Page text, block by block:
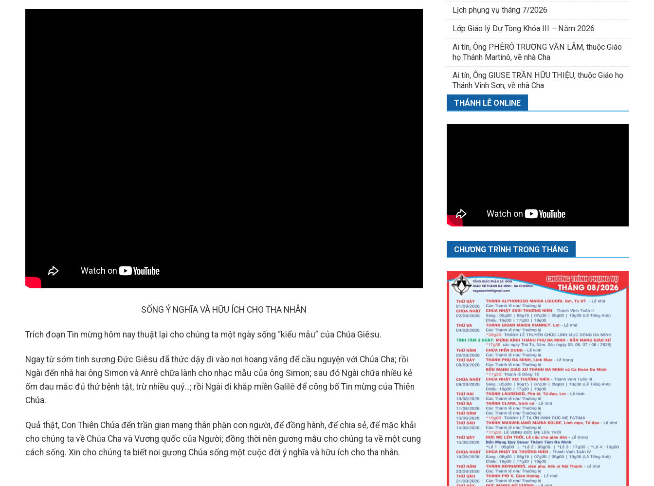
SỐNG Ý NGHĨA VÀ HỮU ÍCH CHO THA NHÂN
Trích đoạn Tin mừng hôm nay thuật lại cho chúng ta một ngày sống “kiểu mẫu” của Chúa Giêsu.
Ngay từ sớm tinh sương Đức Giêsu đã thức dậy đi vào nơi hoang vắng để cầu nguyện với Chúa Cha; rồi
Ngài đến nhà hai ông Simon và Anrê chữa lành cho nhạc mẫu của ông Simon; sau đó Ngài chữa nhiều kẻ
ốm đau mắc đủ thứ bệnh tật, trừ nhiều quỷ…; rồi Ngài đi khắp miền Galilê để công bố Tin mừng của Thiên
Chúa.
Quả thật, Con Thiên Chúa đến trần gian mang thân phận con người, để đồng hành, để chia sẻ, để mặc khải
cho chúng ta về Chúa Cha và Vương quốc của Người; đồng thời nên gương mẫu cho chúng ta về một cung
cách sống. Xin cho chúng ta biết noi gương Chúa sống một cuộc đời ý nghĩa và hữu ích cho tha nhân.
Lịch phụng vụ tháng 7/2026
Lớp Giáo lý Dự Tòng Khóa III – Năm 2026
Ai tín, Ông PHÊRÔ TRƯƠNG VĂN LÂM, thuộc Giáo
họ Thánh Martinô, về nhà Cha
Ai tín, Ông GIUSE TRẦN HỮU THIỆU, thuộc Giáo họ
Thánh Vinh Sơn, về nhà Cha
THÁNH LỄ ONLINE
CHƯƠNG TRÌNH TRONG THÁNG